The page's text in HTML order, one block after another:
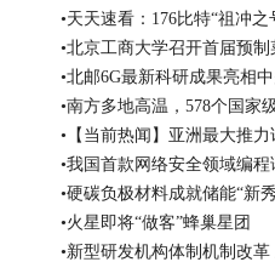
•天天速看：176比特“祖冲
•北京工商大学召开首届预
•北邮6G最新科研成果亮相
•南方多地高温，578个国家
•【当前热闻】亚洲最大推
•我国首款网络安全领域编
•硬碳负极材料成就储能“新
•火星即将“做客”蜂巢星团
•新型研发机构体制机制改